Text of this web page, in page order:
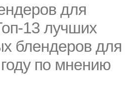
для
13 лучших
блендеров для
по мнению